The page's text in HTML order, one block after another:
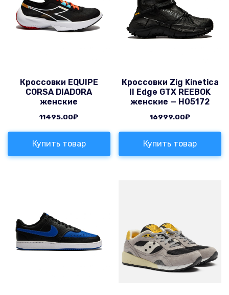
Кроссовки EQUIPE
CORSA DIADORA
женские
11495.00₽
Купить товар
Кроссовки Zig Kinetica
II Edge GTX REEBOK
женские — H05172
16999.00₽
Купить товар